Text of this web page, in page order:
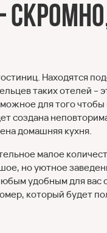
Находятся
таких отелей –
для того
создана
домашняя кухня.
малое
но уютное
удобным для вас
который будет